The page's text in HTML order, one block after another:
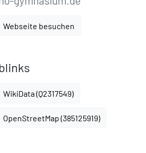
Webseite besuchen
WikiData (Q2317549)
OpenStreetMap (385125919)